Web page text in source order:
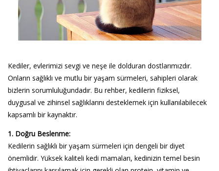
Kediler, evlerimizi sevgi ve neşe ile dolduran dostlarımızdır.
Onların sağlıklı ve mutlu bir yaşam sürmeleri, sahipleri olarak
bizlerin sorumluluğundadır. Bu rehber, kedilerin fiziksel,
duygusal ve zihinsel sağlıklarını desteklemek için kullanılabilecek
kapsamlı bir kaynaktır.
1. Doğru Beslenme:
Kedilerin sağlıklı bir yaşam sürmeleri için dengeli bir diyet
önemlidir. Yüksek kaliteli kedi mamaları, kedinizin temel besin